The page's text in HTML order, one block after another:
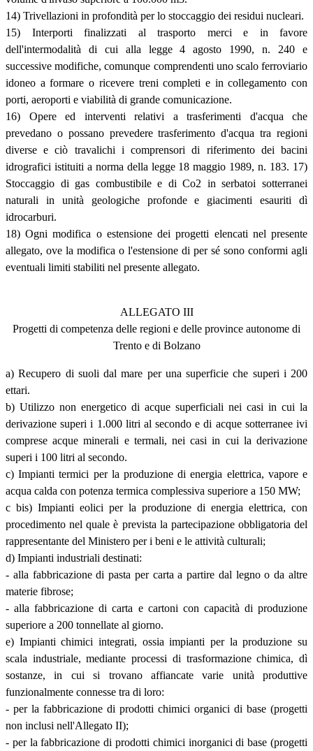
14) Trivellazioni in profondità per lo stoccaggio dei residui nucleari.
15) Interporti finalizzati al trasporto merci e in favore
dell'intermodalità di cui alla legge 4 agosto 1990, n. 240 e
successive modifiche, comunque comprendenti uno scalo ferroviario
idoneo a formare o ricevere treni completi e in collegamento con
porti, aeroporti e viabilità di grande comunicazione.
16) Opere ed interventi relativi a trasferimenti d'acqua che
prevedano o possano prevedere trasferimento d'acqua tra regioni
diverse e ciò travalichi i comprensori di riferimento dei bacini
idrografici istituiti a norma della legge 18 maggio 1989, n. 183. 17)
Stoccaggio di gas combustibile e di Co2 in serbatoi sotterranei
naturali in unità geologiche profonde e giacimenti esauriti dì
idrocarburi.
18) Ogni modifica o estensione dei progetti elencati nel presente
allegato, ove la modifica o l'estensione di per sé sono conformi agli
eventuali limiti stabiliti nel presente allegato.
ALLEGATO III
Progetti di competenza delle regioni e delle province autonome di
Trento e di Bolzano
a) Recupero di suoli dal mare per una superficie che superi i 200
ettari.
b) Utilizzo non energetico di acque superficiali nei casi in cui la
derivazione superi i 1.000 litri al secondo e di acque sotterranee ivi
comprese acque minerali e termali, nei casi in cui la derivazione
superi i 100 litri al secondo.
c) Impianti termici per la produzione di energia elettrica, vapore e
acqua calda con potenza termica complessiva superiore a 150 MW;
c bis) Impianti eolici per la produzione di energia elettrica, con
procedimento nel quale è prevista la partecipazione obbligatoria del
rappresentante del Ministero per i beni e le attività culturali;
d) Impianti industriali destinati:
- alla fabbricazione di pasta per carta a partire dal legno o da altre
materie fibrose;
- alla fabbricazione di carta e cartoni con capacità di produzione
superiore a 200 tonnellate al giorno.
e) Impianti chimici integrati, ossia impianti per la produzione su
scala industriale, mediante processi di trasformazione chimica, dì
sostanze, in cui si trovano affiancate varie unità produttive
funzionalmente connesse tra di loro:
- per la fabbricazione di prodotti chimici organici di base (progetti
non inclusi nell'Allegato II);
- per la fabbricazione di prodotti chimici inorganici di base (progetti